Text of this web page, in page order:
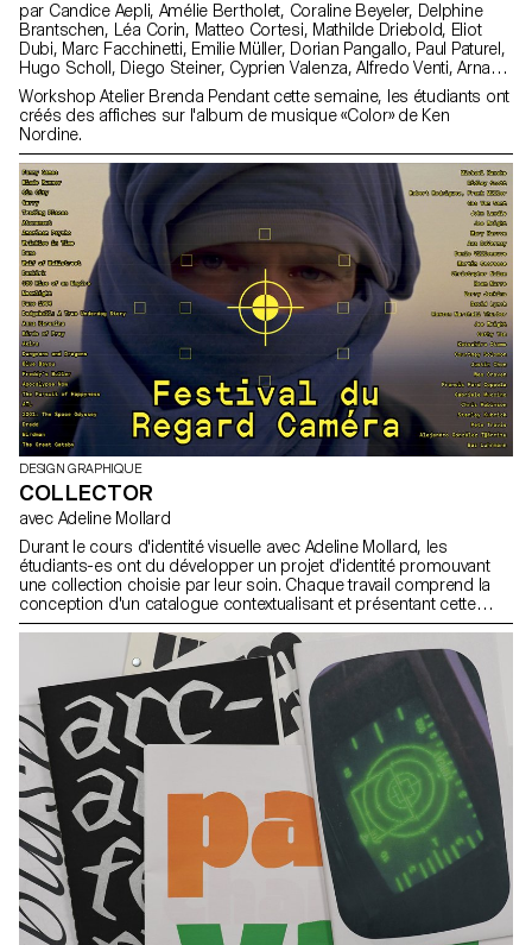
par Candice Aepli, Amélie Bertholet, Coraline Beyeler, Delphine
Brantschen, Léa Corin, Matteo Cortesi, Mathilde Driebold, Eliot
Dubi, Marc Facchinetti, Emilie Müller, Dorian Pangallo, Paul Paturel,
Hugo Scholl, Diego Steiner, Cyprien Valenza, Alfredo Venti, Arnaud
Wenger, Constance Mauler, Flora Hayoz, Lidia Molina González,
Vladislav Tschumi
Workshop Atelier Brenda Pendant cette semaine, les étudiants ont
créés des affiches sur l'album de musique «Color» de Ken
Nordine.
DESIGN GRAPHIQUE
COLLECTOR
avec Adeline Mollard
Durant le cours d'identité visuelle avec Adeline Mollard, les
étudiants-es ont du développer un projet d'identité promouvant
une collection choisie par leur soin. Chaque travail comprend la
conception d'un catalogue contextualisant et présentant cette
dernière accompagné de la conception d'un triptyque d'affiches.